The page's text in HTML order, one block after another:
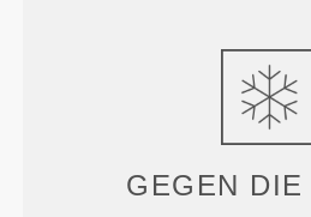
GEGEN DIE